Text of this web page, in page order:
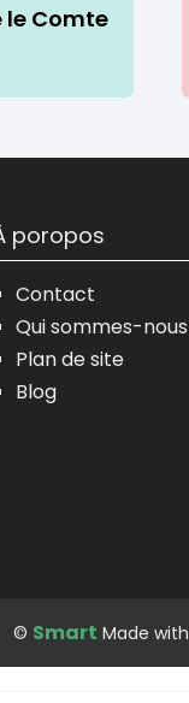
le Comte
poropos
Contact
Qui sommes-
Plan de site
Blog
© Smart Made